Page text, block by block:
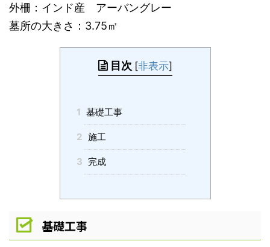
外柵：インド産 アーバングレー
墓所の大きさ：3.75㎡
目次 [非表示]
1 基礎工事
2 施工
3 完成
基礎工事